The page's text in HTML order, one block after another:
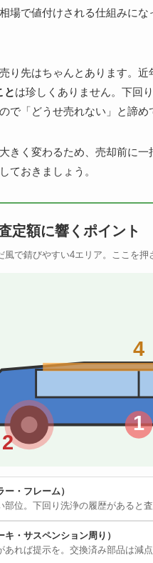
場で値付けされる仕組みに
り先はちゃんとあります。
とは珍しくありません。下回
で「どうせ売れない」と諦め
きく変わるため、売却前に
ておきましょう。
定額に響くポイント
で錆びやすい4エリア。ここを押
1
2
4
・フレーム）
部位。下回り洗浄の履歴があると査
キ・サスペンション周り）
あれば提示を。交換済み部品は減点